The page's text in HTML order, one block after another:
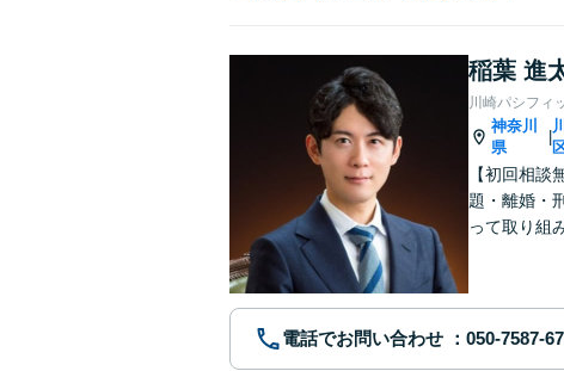
稲葉 進
川崎パシフィ
神奈川
県
【初回相
題・離婚・
って取り組
電話でお問い合わせ